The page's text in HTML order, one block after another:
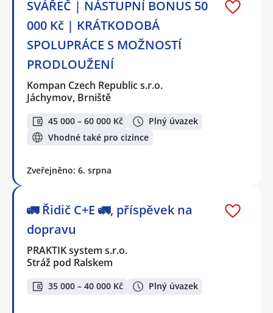
SVÁŘEČ | NÁSTUPNÍ BONUS 50
000 Kč | KRÁTKODOBÁ
SPOLUPRÁCE S MOŽNOSTÍ
PRODLOUŽENÍ
Kompan Czech Republic s.r.o.
Jáchymov, Brniště
45 000 – 60 000 Kč
Plný úvazek
Vhodné také pro cizince
Zveřejněno: 6. srpna
🚛 Řidič C+E 🚛, příspěvek na
dopravu
PRAKTIK system s.r.o.
Stráž pod Ralskem
35 000 – 40 000 Kč Plný úvazek